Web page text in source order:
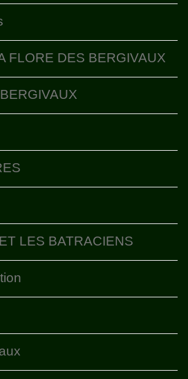
FLORE DES BERGIVAUX
LES BATRACIENS